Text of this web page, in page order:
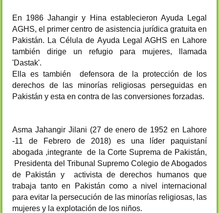
En 1986 Jahangir y Hina establecieron Ayuda Legal
AGHS, el primer centro de asistencia jurídica gratuita en
Pakistán. La Célula de Ayuda Legal AGHS en Lahore
también dirige un refugio para mujeres, llamada
'Dastak'.
Ella es también defensora de la protección de los
derechos de las minorías religiosas perseguidas en
Pakistán y esta en contra de las conversiones forzadas.
Asma Jahangir Jilani (27 de enero de 1952 en Lahore
-11 de Febrero de 2018) es una líder paquistaní
abogada ,integrante de la Corte Suprema de Pakistán,
Presidenta del Tribunal Supremo Colegio de Abogados
de Pakistán y activista de derechos humanos que
trabaja tanto en Pakistán como a nivel internacional
para evitar la persecución de las minorías religiosas, las
mujeres y la explotación de los niños.